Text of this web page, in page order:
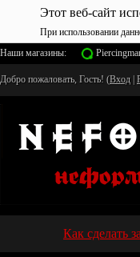
Этот веб-сайт
При использовании
Наши магазины:
Добро пожаловать, Гость! (Вход
Как сделать